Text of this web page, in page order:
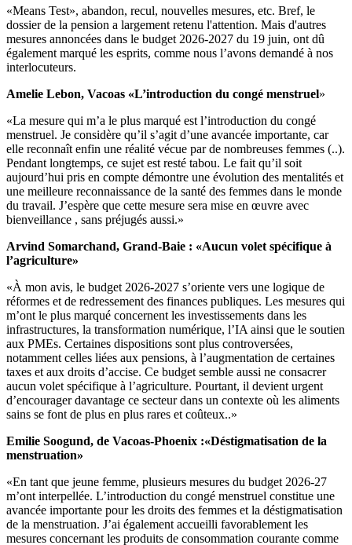
«Means Test», abandon, recul, nouvelles mesures, etc. Bref, le
dossier de la pension a largement retenu l'attention. Mais d'autres
mesures annoncées dans le budget 2026-2027 du 19 juin, ont dû
également marqué les esprits, comme nous l’avons demandé à nos
interlocuteurs.
Amelie Lebon, Vacoas «L’introduction du congé menstruel»
«La mesure qui m’a le plus marqué est l’introduction du congé
menstruel. Je considère qu’il s’agit d’une avancée importante, car
elle reconnaît enfin une réalité vécue par de nombreuses femmes (..).
Pendant longtemps, ce sujet est resté tabou. Le fait qu’il soit
aujourd’hui pris en compte démontre une évolution des mentalités et
une meilleure reconnaissance de la santé des femmes dans le monde
du travail. J’espère que cette mesure sera mise en œuvre avec
bienveillance , sans préjugés aussi.»
Arvind Somarchand, Grand-Baie : «Aucun volet spécifique à
l’agriculture»
«À mon avis, le budget 2026-2027 s’oriente vers une logique de
réformes et de redressement des finances publiques. Les mesures qui
m’ont le plus marqué concernent les investissements dans les
infrastructures, la transformation numérique, l’IA ainsi que le soutien
aux PMEs. Certaines dispositions sont plus controversées,
notamment celles liées aux pensions, à l’augmentation de certaines
taxes et aux droits d’accise. Ce budget semble aussi ne consacrer
aucun volet spécifique à l’agriculture. Pourtant, il devient urgent
d’encourager davantage ce secteur dans un contexte où les aliments
sains se font de plus en plus rares et coûteux..»
Emilie Soogund, de Vacoas-Phoenix :«Déstigmatisation de la
menstruation»
«En tant que jeune femme, plusieurs mesures du budget 2026-27
m’ont interpellée. L’introduction du congé menstruel constitue une
avancée importante pour les droits des femmes et la déstigmatisation
de la menstruation. J’ai également accueilli favorablement les
mesures concernant les produits de consommation courante comme